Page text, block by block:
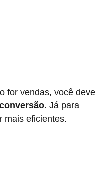
for vendas, você deve
. Já para
mais eficientes.